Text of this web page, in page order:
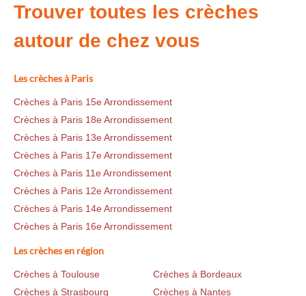
Trouver toutes les crèches
autour de chez vous
Les crèches à Paris
Crèches à Paris 15e Arrondissement
Crèches à Paris 18e Arrondissement
Crèches à Paris 13e Arrondissement
Crèches à Paris 17e Arrondissement
Crèches à Paris 11e Arrondissement
Crèches à Paris 12e Arrondissement
Crèches à Paris 14e Arrondissement
Crèches à Paris 16e Arrondissement
Les crèches en région
Crèches à Toulouse
Crèches à Bordeaux
Crèches à Strasbourg
Crèches à Nantes